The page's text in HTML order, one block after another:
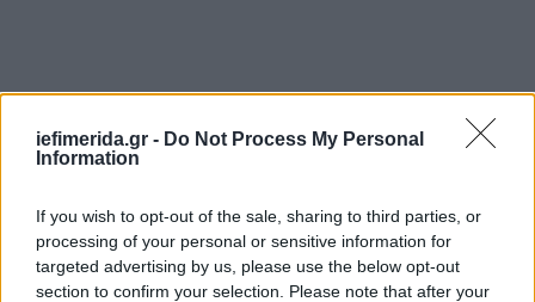
iefimerida.gr - Do Not Process My Personal
Information
If you wish to opt-out of the sale, sharing to third parties, or
processing of your personal or sensitive information for
targeted advertising by us, please use the below opt-out
section to confirm your selection. Please note that after your